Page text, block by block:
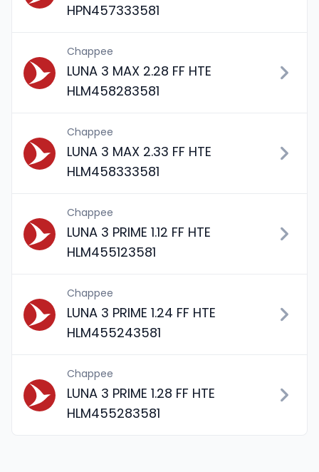
HPN457333581
Chappee
LUNA 3 MAX 2.28 FF HTE
HLM458283581
Chappee
LUNA 3 MAX 2.33 FF HTE
HLM458333581
Chappee
LUNA 3 PRIME 1.12 FF HTE
HLM455123581
Chappee
LUNA 3 PRIME 1.24 FF HTE
HLM455243581
Chappee
LUNA 3 PRIME 1.28 FF HTE
HLM455283581